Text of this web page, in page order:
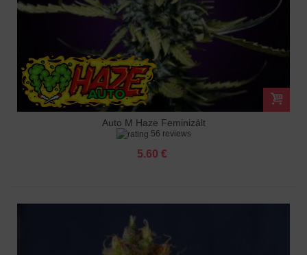
Auto M Haze Feminizált
56 reviews
5.60 €